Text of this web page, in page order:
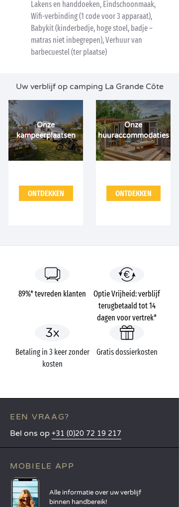
Lakens en handdoeken, Eindschoonmaak,
Wifi-verbinding (1 code voor 3 apparaat),
Babykit (kinderbedje, hoge stoel, badje –
matras niet inbegrepen), Verhuur van
barbecuestel (ter plaatse)
Uw verblijf op camping La Grande Côte
Onze
kampeerplaatsen
ONTDEKKEN
Onze
huuraccommodaties
ONTDEKKEN
89%* tevreden klanten
Optie Vrijheid: verblijf
terugbetaald tot 14
dagen voor vertrek*
Betaling in 3 keer zonder
kosten
Gratis dossierkosten
EEN VRAAG?
Bel ons op +31 (0)20 72 19 217
MOBIELE APP
Alle informatie over uw verblijf
binnen handbereik!